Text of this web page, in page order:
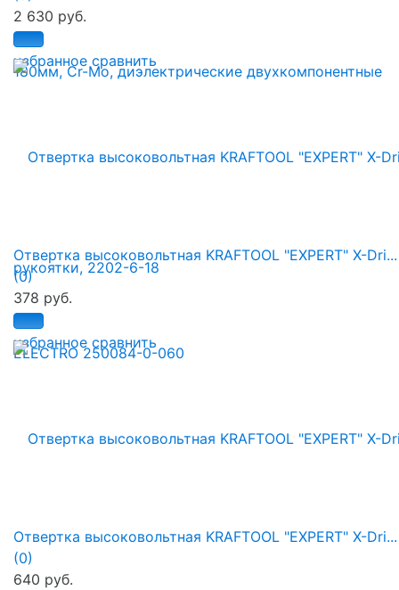
избранное сравнить
2 630 руб.
избранное сравнить
Отвертка высоковольтная KRAFTOOL "EXPERT" X-Dri...
(0)
378 руб.
Отвертка высоковольтная KRAFTOOL "EXPERT" X-Dri...
(0)
640 руб.